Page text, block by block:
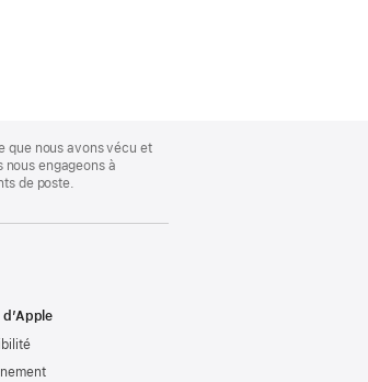
que nous avons vécu et
engageons à
de poste.
d’Apple